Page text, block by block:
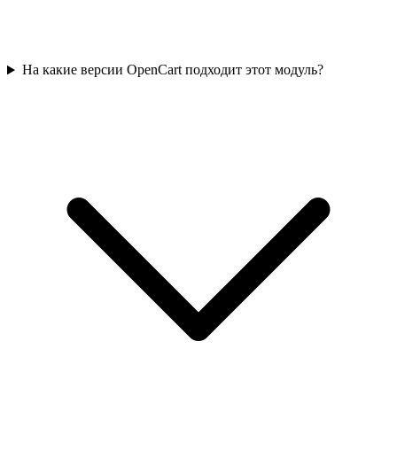
На какие версии OpenCart подходит этот модуль?